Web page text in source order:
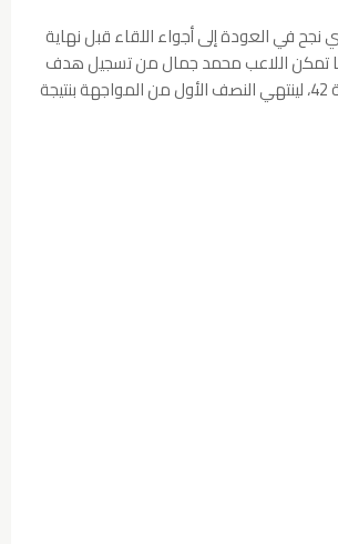
نجح في العودة إلى أجواء اللقاء قبل نهاية
تمكن اللاعب محمد جمال من تسجيل هدف
التعادل في الدقيقة 42، لينتهي النصف الأول من المواجهة بنتيجة